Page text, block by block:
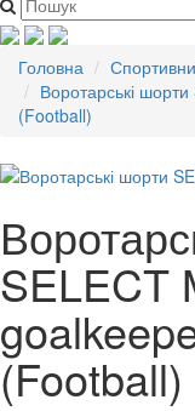
Головна
Воротарські
(Football)
SELECT
(Football)